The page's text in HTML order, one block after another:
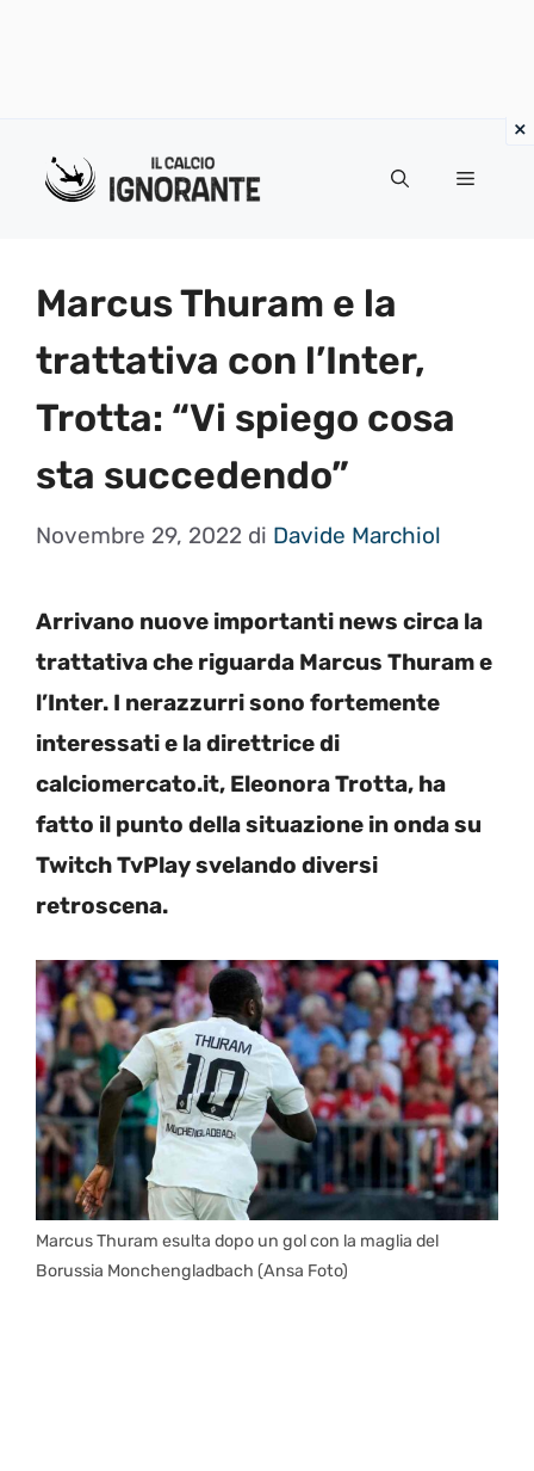
Menu
Marcus Thuram e la
trattativa con l’Inter,
Trotta: “Vi spiego cosa
sta succedendo”
Novembre 29, 2022 di Davide Marchiol
Arrivano nuove importanti news circa la
trattativa che riguarda Marcus Thuram e
l’Inter. I nerazzurri sono fortemente
interessati e la direttrice di
calciomercato.it, Eleonora Trotta, ha
fatto il punto della situazione in onda su
Twitch TvPlay svelando diversi
retroscena.
Marcus Thuram esulta dopo un gol con la maglia del
Borussia Monchengladbach (Ansa Foto)